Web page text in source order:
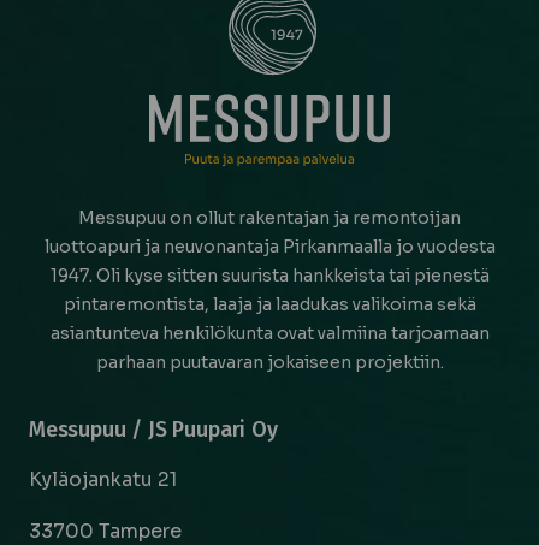
Messupuu on ollut rakentajan ja remontoijan
luottoapuri ja neuvonantaja Pirkanmaalla jo vuodesta
1947. Oli kyse sitten suurista hankkeista tai pienestä
pintaremontista, laaja ja laadukas valikoima sekä
asiantunteva henkilökunta ovat valmiina tarjoamaan
parhaan puutavaran jokaiseen projektiin.
Messupuu / JS Puupari Oy
Kyläojankatu 21
33700 Tampere